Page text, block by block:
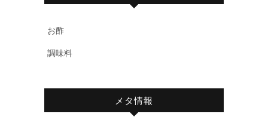
お酢
調味料
メタ情報